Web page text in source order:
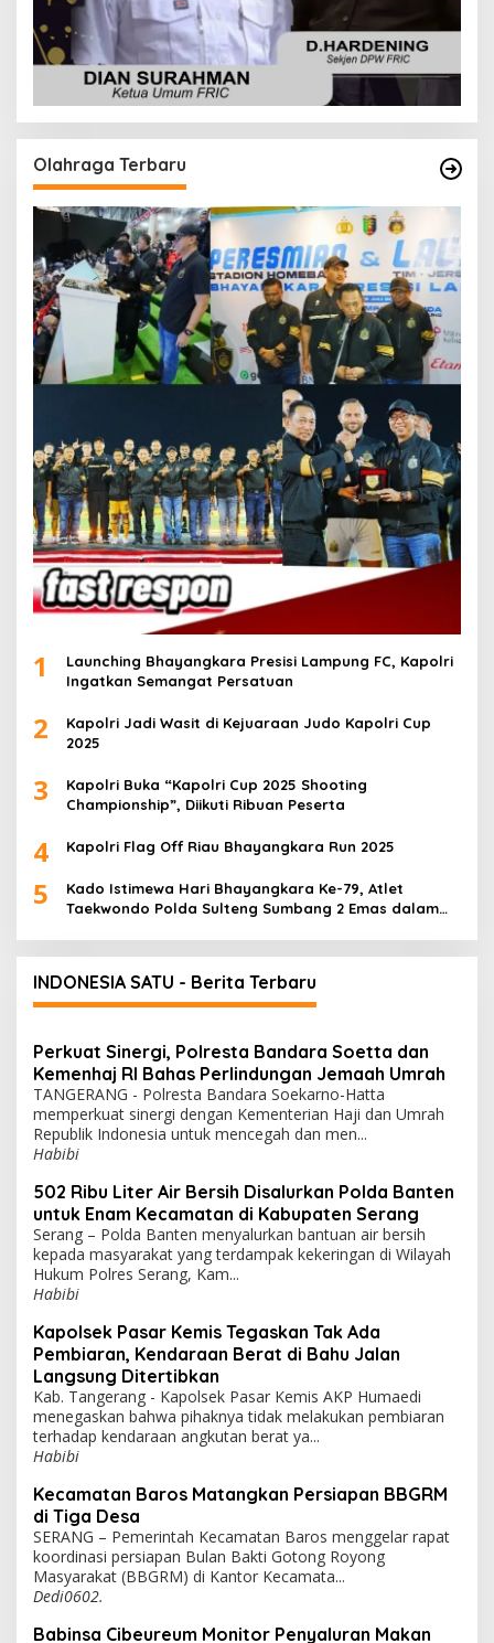
Olahraga Terbaru
1
Launching Bhayangkara Presisi Lampung FC, Kapolri
Ingatkan Semangat Persatuan
2
Kapolri Jadi Wasit di Kejuaraan Judo Kapolri Cup
2025
3
Kapolri Buka “Kapolri Cup 2025 Shooting
Championship”, Diikuti Ribuan Peserta
4 Kapolri Flag Off Riau Bhayangkara Run 2025
5
Kado Istimewa Hari Bhayangkara Ke-79, Atlet
Taekwondo Polda Sulteng Sumbang 2 Emas dalam
INDONESIA SATU - Berita Terbaru
Perkuat Sinergi, Polresta Bandara Soetta dan
Kemenhaj RI Bahas Perlindungan Jemaah Umrah
TANGERANG - Polresta Bandara Soekarno-Hatta
memperkuat sinergi dengan Kementerian Haji dan Umrah
Republik Indonesia untuk mencegah dan men...
Habibi
502 Ribu Liter Air Bersih Disalurkan Polda Banten
untuk Enam Kecamatan di Kabupaten Serang
Serang – Polda Banten menyalurkan bantuan air bersih
kepada masyarakat yang terdampak kekeringan di Wilayah
Hukum Polres Serang, Kam...
Habibi
Kapolsek Pasar Kemis Tegaskan Tak Ada
Pembiaran, Kendaraan Berat di Bahu Jalan
Langsung Ditertibkan
Kab. Tangerang - Kapolsek Pasar Kemis AKP Humaedi
menegaskan bahwa pihaknya tidak melakukan pembiaran
terhadap kendaraan angkutan berat ya...
Habibi
Kecamatan Baros Matangkan Persiapan BBGRM
di Tiga Desa
SERANG – Pemerintah Kecamatan Baros menggelar rapat
koordinasi persiapan Bulan Bakti Gotong Royong
Masyarakat (BBGRM) di Kantor Kecamata...
Dedi0602.
Babinsa Cibeureum Monitor Penyaluran Makan